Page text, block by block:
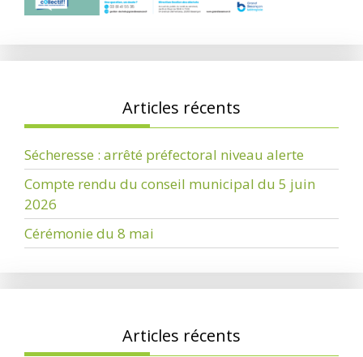
Articles récents
Sécheresse : arrêté préfectoral niveau alerte
Compte rendu du conseil municipal du 5 juin
2026
Cérémonie du 8 mai
Articles récents